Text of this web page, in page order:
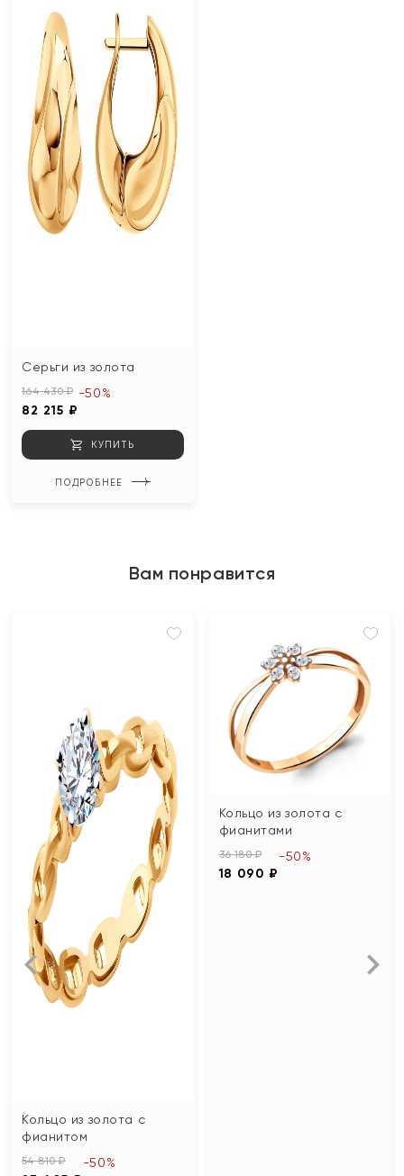
Серьги из золота
164 430 ₽
82 215 ₽
-50%
КУПИТЬ
ПОДРОБНЕЕ
Вам понравится
Кольцо из золота с
фианитом
54 810 ₽ -50%
Кольцо из золота с
фианитами
36 180 ₽
18 090 ₽
-50%